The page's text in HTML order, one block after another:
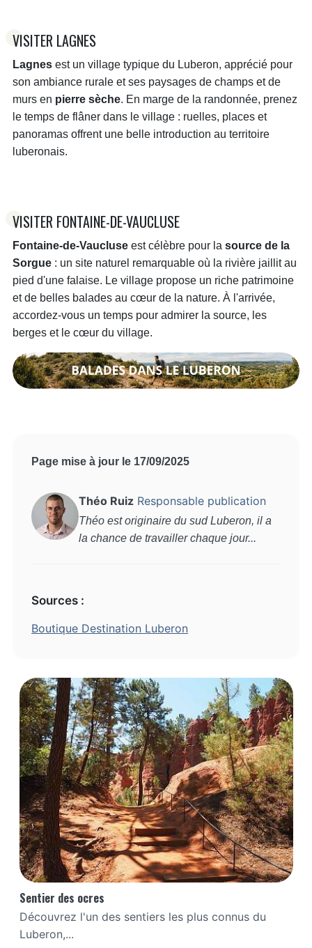
VISITER LAGNES
Lagnesest un village typique du Luberon, apprécié pour
son ambiance rurale et ses paysages de champs et de
murs en pierre sèche. En marge de la randonnée, prenez
le temps de flâner dans le village : ruelles, places et
panoramas offrent une belle introduction au territoire
luberonais.
VISITER FONTAINE-DE-VAUCLUSE
Fontaine-de-Vaucluseest célèbre pour la source de la
Sorgue: un site naturel remarquable où la rivière jaillit au
pied d'une falaise. Le village propose un riche patrimoine
et de belles balades au cœur de la nature. À l'arrivée,
accordez-vous un temps pour admirer la source, les
berges et le cœur du village.
Page mise à jour le 17/09/2025
Théo Ruiz Responsable publication
Théo est originaire du sud Luberon, il a
la chance de travailler chaque jour...
Sources :
Boutique Destination Luberon
Sentier des ocres
Découvrez l'un des sentiers les plus connus du
Luberon,...